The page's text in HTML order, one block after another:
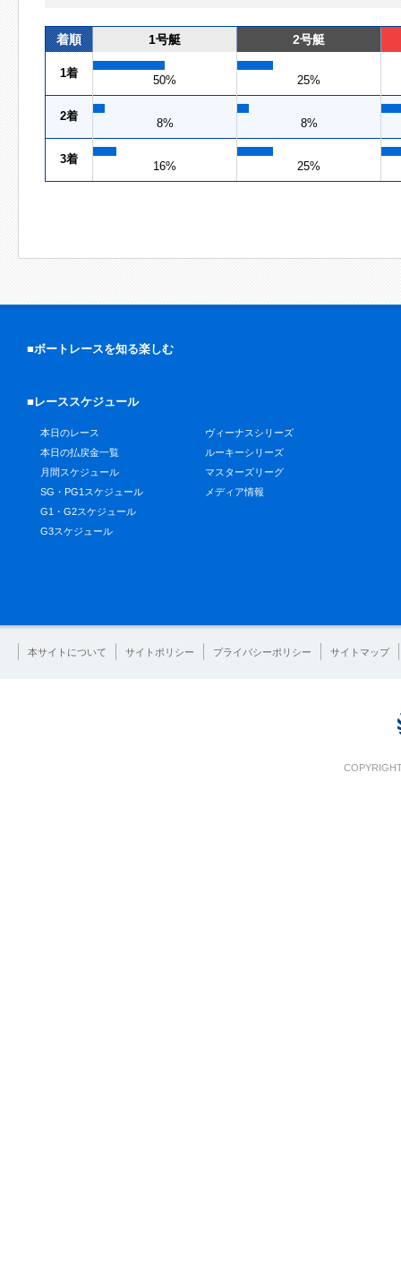
着順 1号艇 2号艇
1着
50% 25%
2着
8% 8%
3着
16% 25%
■ボートレースを知る楽しむ
■レーススケジュール
本日のレース
本日の払戻金一覧
月間スケジュール
SG・PG1スケジュール
G1・G2スケジュール
G3スケジュール
ヴィーナスシリーズ
ルーキーシリーズ
マスターズリーグ
メディア情報
本サイトについて サイトポリシー プライバシーポリシー サイトマップ